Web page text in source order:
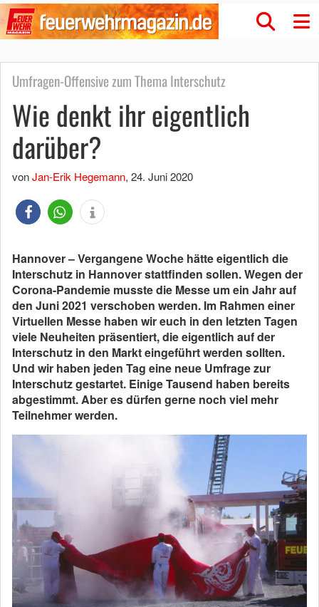
Umfragen-Offensive zum Thema Interschutz
Wie denkt ihr eigentlich
darüber?
vonJan-Erik Hegemann, 24. Juni 2020
Hannover – Vergangene Woche hätte eigentlich die
Interschutz in Hannover stattfinden sollen. Wegen der
Corona-Pandemie musste die Messe um ein Jahr auf
den Juni 2021 verschoben werden. Im Rahmen einer
Virtuellen Messe haben wir euch in den letzten Tagen
viele Neuheiten präsentiert, die eigentlich auf der
Interschutz in den Markt eingeführt werden sollten.
Und wir haben jeden Tag eine neue Umfrage zur
Interschutz gestartet. Einige Tausend haben bereits
abgestimmt. Aber es dürfen gerne noch viel mehr
Teilnehmer werden.